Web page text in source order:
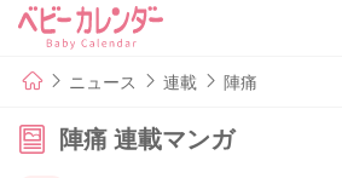
ニュース 連載 陣痛
陣痛 連載マンガ